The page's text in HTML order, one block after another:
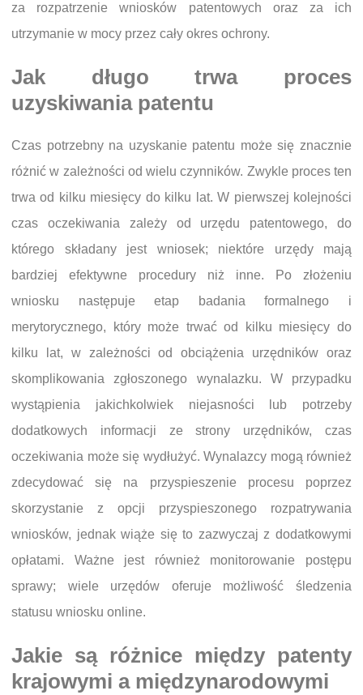
za rozpatrzenie wniosków patentowych oraz za ich
utrzymanie w mocy przez cały okres ochrony.
Jak długo trwa proces
uzyskiwania patentu
Czas potrzebny na uzyskanie patentu może się znacznie
różnić w zależności od wielu czynników. Zwykle proces ten
trwa od kilku miesięcy do kilku lat. W pierwszej kolejności
czas oczekiwania zależy od urzędu patentowego, do
którego składany jest wniosek; niektóre urzędy mają
bardziej efektywne procedury niż inne. Po złożeniu
wniosku następuje etap badania formalnego i
merytorycznego, który może trwać od kilku miesięcy do
kilku lat, w zależności od obciążenia urzędników oraz
skomplikowania zgłoszonego wynalazku. W przypadku
wystąpienia jakichkolwiek niejasności lub potrzeby
dodatkowych informacji ze strony urzędników, czas
oczekiwania może się wydłużyć. Wynalazcy mogą również
zdecydować się na przyspieszenie procesu poprzez
skorzystanie z opcji przyspieszonego rozpatrywania
wniosków, jednak wiąże się to zazwyczaj z dodatkowymi
opłatami. Ważne jest również monitorowanie postępu
sprawy; wiele urzędów oferuje możliwość śledzenia
statusu wniosku online.
Jakie są różnice między patenty
krajowymi a międzynarodowymi